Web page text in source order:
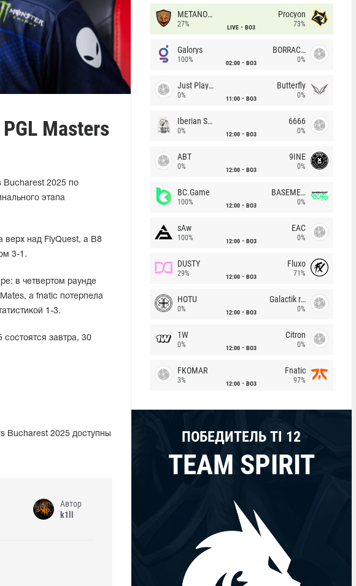
Masters
Bucharest 2025 по
этапа
верх над FlyQuest, а B8
3-1.
в четвертом раунде
а fnatic потерпела
1-3.
завтра, 30
Bucharest 2025 доступны
Автор
k1ll
METANOIA Wolves
27% LIVE BO3
Procyon
73%
Galorys
100% 02:00 BO3
BORRACHEIROS
0%
Just Players
0% 11:00 BO3
Butterfly
0%
Iberian Soul
0% 12:00 BO3
6666
0%
ABT
0% 12:00 BO3
9INE
0%
BC.Game
100% 12:00 BO3
BASEMENT BOYS
0%
sAw
100% 12:00 BO3
EAC
0%
DUSTY
29% 12:00 BO3
Fluxo
71%
HOTU
0% 12:00 BO3
Galactik rebels
0%
1W
0% 12:00 BO3
Citron
0%
FKOMAR
3% 12:00 BO3
Fnatic
97%
ПОБЕДИТЕЛЬ TI 12
TEAM SPIRIT